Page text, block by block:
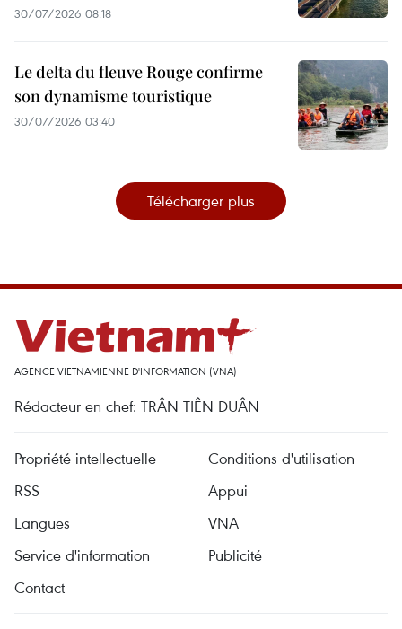
30/07/2026 08:18
Le delta du fleuve Rouge confirme
son dynamisme touristique
30/07/2026 03:40
Télécharger plus
AGENCE VIETNAMIENNE D'INFORMATION (VNA)
Rédacteur en chef: TRÂN TIÊN DUÂN
Propriété intellectuelle
Conditions d'utilisation
RSS
Appui
Langues
VNA
Service d'information
Publicité
Contact